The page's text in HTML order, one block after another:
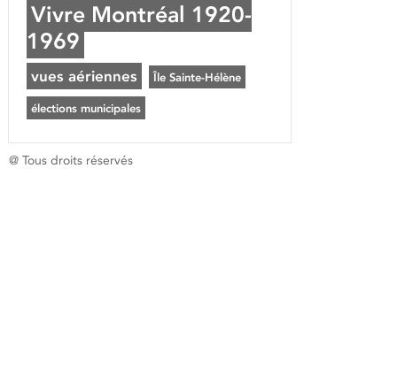
Vivre Montréal 1920-
1969
vues aériennes Île Sainte-Hélène
élections municipales
@ Tous droits réservés